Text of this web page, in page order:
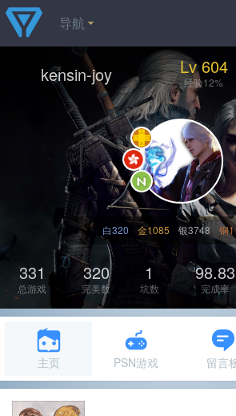
导航
kensin-joy Lv 604
经验12%
白320 金1085 银3748 铜
331
总游戏
320
完美数
1
坑数
98.83
完成率
主页 PSN游戏 留言